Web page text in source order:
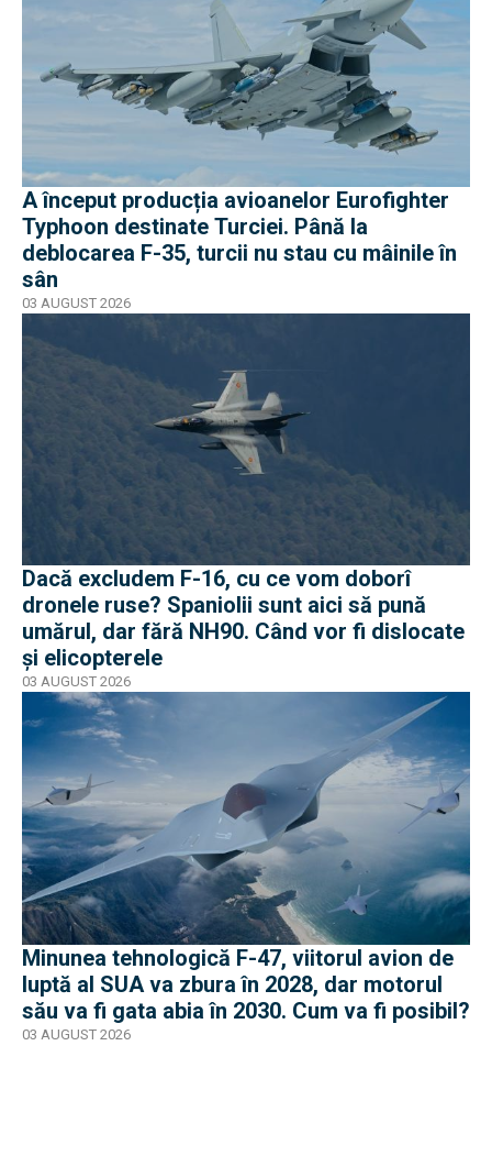
A început producția avioanelor Eurofighter
Typhoon destinate Turciei. Până la
deblocarea F-35, turcii nu stau cu mâinile în
sân
03 AUGUST 2026
Dacă excludem F-16, cu ce vom doborî
dronele ruse? Spaniolii sunt aici să pună
umărul, dar fără NH90. Când vor fi dislocate
și elicopterele
03 AUGUST 2026
Minunea tehnologică F-47, viitorul avion de
luptă al SUA va zbura în 2028, dar motorul
său va fi gata abia în 2030. Cum va fi posibil?
03 AUGUST 2026